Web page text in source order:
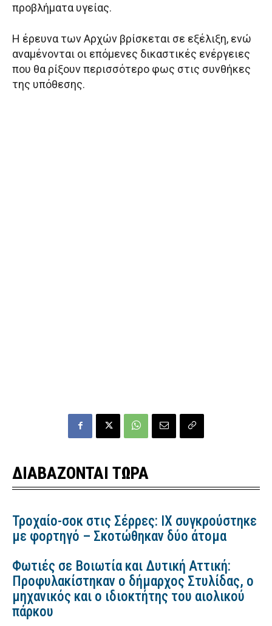
προβλήματα υγείας.
Η έρευνα των Αρχών βρίσκεται σε εξέλιξη, ενώ
αναμένονται οι επόμενες δικαστικές ενέργειες
που θα ρίξουν περισσότερο φως στις συνθήκες
της υπόθεσης.
ΔΙΑΒΑΖΟΝΤΑΙ ΤΩΡΑ
Τροχαίο-σοκ στις Σέρρες: ΙΧ συγκρούστηκε
με φορτηγό – Σκοτώθηκαν δύο άτομα
Φωτιές σε Βοιωτία και Δυτική Αττική:
Προφυλακίστηκαν ο δήμαρχος Στυλίδας, ο
μηχανικός και ο ιδιοκτήτης του αιολικού
πάρκου